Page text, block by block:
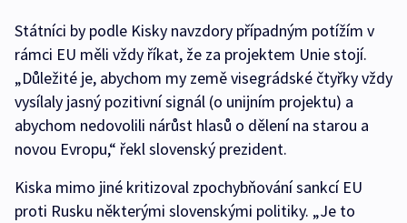
Státníci by podle Kisky navzdory případným potížím v
rámci EU měli vždy říkat, že za projektem Unie stojí.
„Důležité je, abychom my země visegrádské čtyřky vždy
vysílaly jasný pozitivní signál (o unijním projektu) a
abychom nedovolili nárůst hlasů o dělení na starou a
novou Evropu,“ řekl slovenský prezident.
Kiska mimo jiné kritizoval zpochybňování sankcí EU
proti Rusku některými slovenskými politiky. „Je to